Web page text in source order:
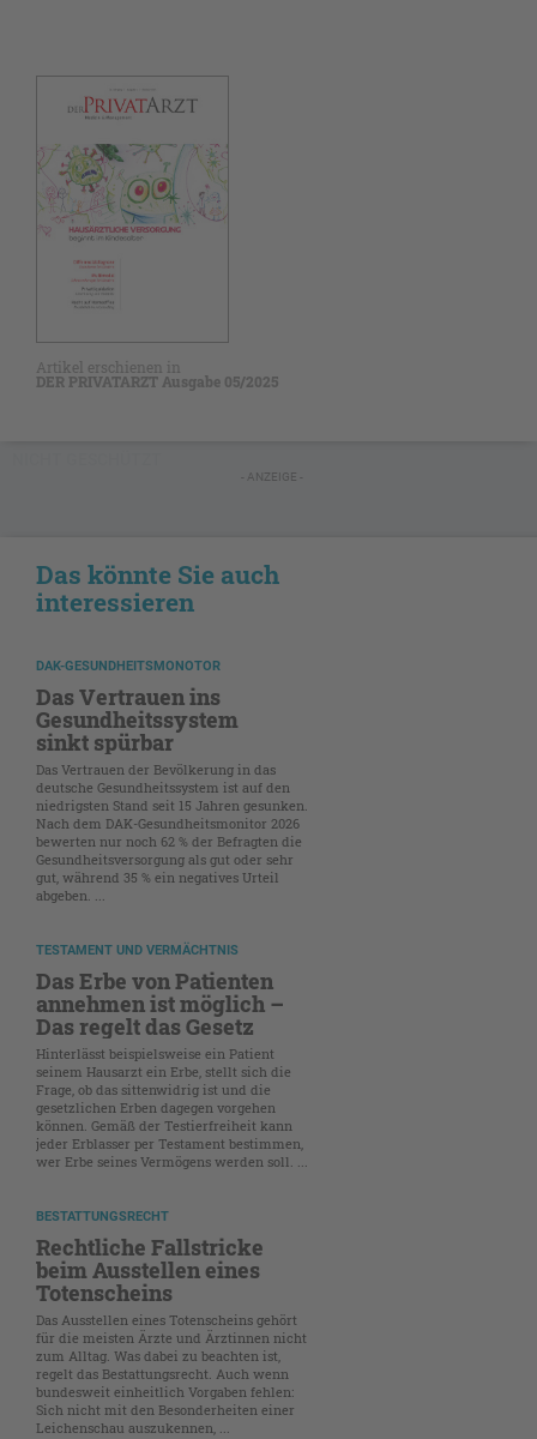
Artikel erschienen in
DER PRIVATARZT Ausgabe 05/2025
- ANZEIGE -
Das könnte Sie auch
interessieren
DAK-GESUNDHEITSMONOTOR
Das Vertrauen ins
Gesundheitssystem
sinkt spürbar
Das Vertrauen der Bevölkerung in das
deutsche Gesundheitssystem ist auf den
niedrigsten Stand seit 15 Jahren gesunken.
Nach dem DAK-Gesundheitsmonitor 2026
bewerten nur noch 62 % der Befragten die
Gesundheitsversorgung als gut oder sehr
gut, während 35 % ein negatives Urteil
abgeben. ...
TESTAMENT UND VERMÄCHTNIS
Das Erbe von Patienten
annehmen ist möglich –
Das regelt das Gesetz
Hinterlässt beispielsweise ein Patient
seinem Hausarzt ein Erbe, stellt sich die
Frage, ob das sittenwidrig ist und die
gesetzlichen Erben dagegen vorgehen
können. Gemäß der Testierfreiheit kann
jeder Erblasser per Testament bestimmen,
wer Erbe seines Vermögens werden soll. ...
BESTATTUNGSRECHT
Rechtliche Fallstricke
beim Ausstellen eines
Totenscheins
Das Ausstellen eines Totenscheins gehört
für die meisten Ärzte und Ärztinnen nicht
zum Alltag. Was dabei zu beachten ist,
regelt das Bestattungsrecht. Auch wenn
bundesweit einheitlich Vorgaben fehlen:
Sich nicht mit den Besonderheiten einer
Leichenschau auszukennen, ...